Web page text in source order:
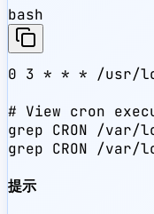
bash
0 3 * * * /usr/
# View cron
grep CRON /
grep CRON /
提示